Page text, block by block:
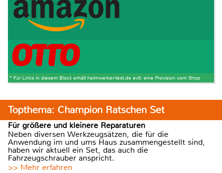
* Für Links in diesem Block erhält heimwerker-test.de evtl. eine Provision vom Shop
Topthema: Champion Ratschen Set
Für größere und kleinere Reparaturen
Neben diversen Werkzeugsätzen, die für die
Anwendung im und ums Haus zusammengestellt sind,
haben wir aktuell ein Set, das auch die
Fahrzeugschrauber anspricht.
>> Mehr erfahren